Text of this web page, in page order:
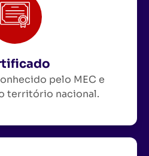
pelo MEC e
território nacional.